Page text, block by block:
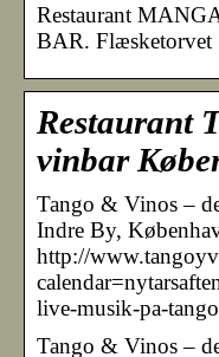
Restaurant
BAR. Flæsketorvet
Restaurant
vinbar
Tango & Vinos –
Indre By,
http://
live-musik-pa-
Tango & Vinos –